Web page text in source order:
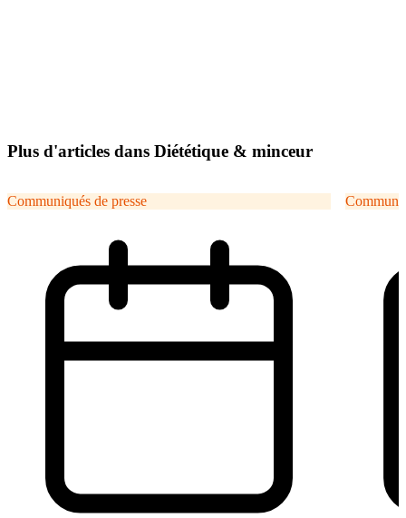
Plus d'articles dans Diététique & minceur
Communiqués de presse